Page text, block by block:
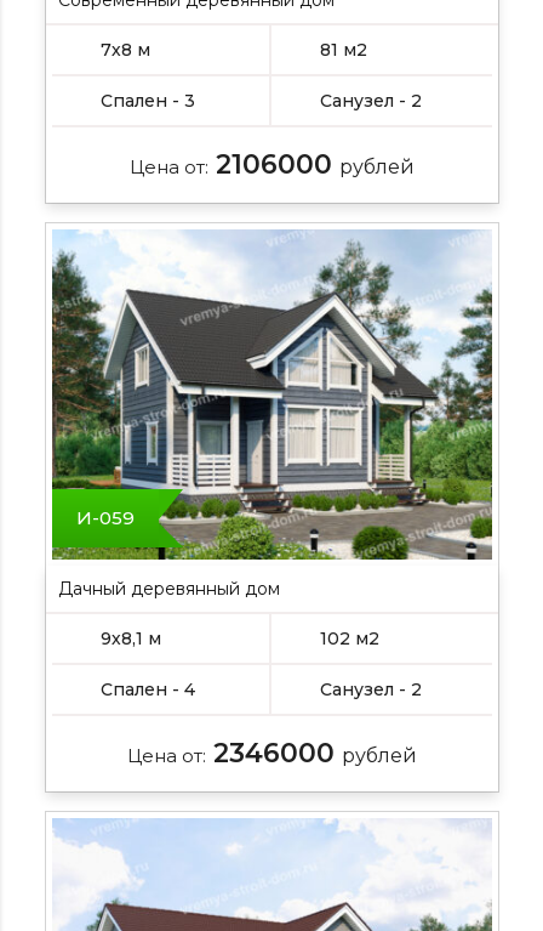
7х8 м 81 м2
Спален - 3 Санузел - 2
Цена от: 2106000 рублей
И-059
Дачный деревянный дом
9х8,1 м 102 м2
Спален - 4 Санузел - 2
Цена от: 2346000 рублей